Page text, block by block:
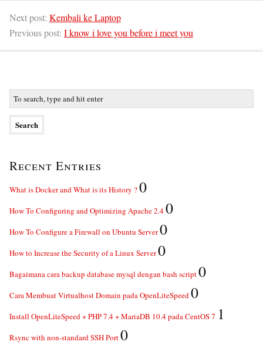
Next post: Kembali ke Laptop
Previous post: I know i love you before i meet you
Recent Entries
What is Docker and What is its History ?0
How To Configuring and Optimizing Apache 2.40
How To Configure a Firewall on Ubuntu Server0
How to Increase the Security of a Linux Server0
Bagaimana cara backup database mysql dengan bash script0
Cara Membuat Virtualhost Domain pada OpenLiteSpeed0
Install OpenLiteSpeed + PHP 7.4 + MariaDB 10.4 pada CentOS 7 1
Rsync with non-standard SSH Port0